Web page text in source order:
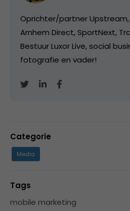
Oprichter/partner
Arnhem Direct, SportNext,
Bestuur Luxor Live, social
fotografie en vader!
Categorie
Media
Tags
mobile marketing